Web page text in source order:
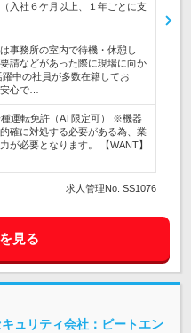
入社６ケ月以上、１年ごとに支
事務所の室内で待機・休憩し
請などがあった際に現場に向か
中の社員が多数在籍してお
心で…
種運転免許（AT限定可） ※機器
確に対処する必要がある為、業
が必要となります。 【WANT】
求人管理No. SS1076
見る
ュリティ会社：ビートエン